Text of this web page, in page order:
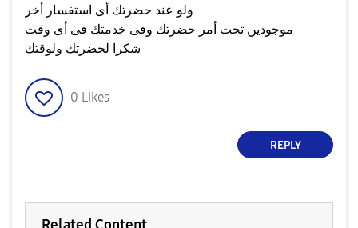
ولو عند حضرتك أى استفسار أخر
موجودين تحت أمر حضرتك وفى خدمتك فى أى وقت
شكرا لحضرتك ولوقتك
0 Likes
REPLY